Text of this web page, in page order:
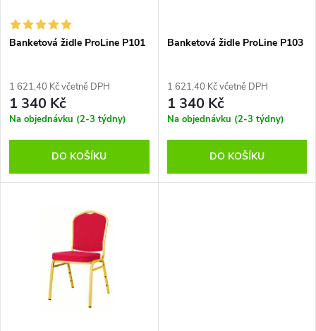
í
p
r
o
u
s
r
o
d
Banketová židle ProLine P101
1 621,40 Kč včetně DPH
1 340 Kč
Na objednávku (2-3 týdny)
DO KOŠÍKU
Banketová židle ProLine P103
1 621,40 Kč včetně DPH
1 340 Kč
Na objednávku (2-3 týdny)
DO KOŠÍKU